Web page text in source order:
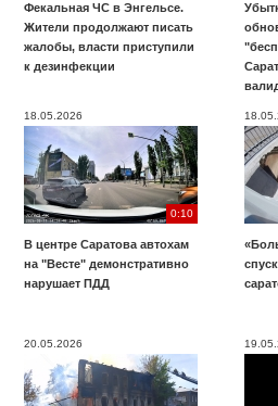
Фекальная ЧС в Энгельсе.
Жители продолжают писать
жалобы, власти приступили
к дезинфекции
18.05.2026
0:10
В центре Саратова автохам
на "Весте" демонстративно
нарушает ПДД
20.05.2026